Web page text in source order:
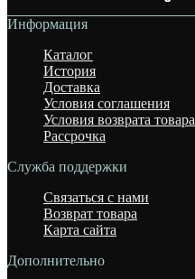
Информация
Каталог
История
Доставка
Условия соглашения
Условия возврата товара
Рассрочка
Служба поддержки
Связаться с нами
Возврат товара
Карта сайта
Дополнительно